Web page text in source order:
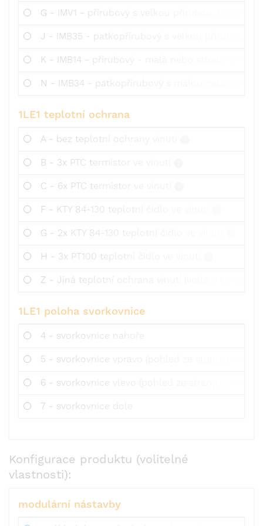
G - IMV1 - přírubový s velkou přírubou, hřídelí
J - IMB35 - patkopřírubový s velkou přírubou
K - IMB14 - přírubový - malá nebo střední
N - IMB34 - patkopřírubový s malou nebo
1LE1 teplotní ochrana
A - bez teplotní ochrany vinutí
B - 3x PTC termistor ve vinutí
C - 6x PTC termistor ve vinutí
F - KTY 84-130 teplotní čidlo ve vinutí
G - 2x KTY 84-130 teplotní čidlo ve vinutí
H - 3x PT100 teplotní čidlo ve vinutí
Z - Jiná teplotní ochrana vinutí (volte v
1LE1 poloha svorkovnice
4 - svorkovnice nahoře
5 - svorkovnice vpravo (pohled ze strany
6 - svorkovnice vlevo (pohled ze strany
7 - svorkovnice dole
Konfigurace produktu (volitelné
vlastnosti):
modulární nástavby